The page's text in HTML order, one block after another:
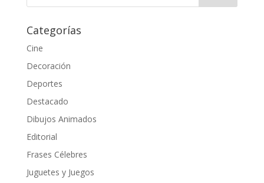
Categorías
Cine
Decoración
Deportes
Destacado
Dibujos Animados
Editorial
Frases Célebres
Juguetes y Juegos